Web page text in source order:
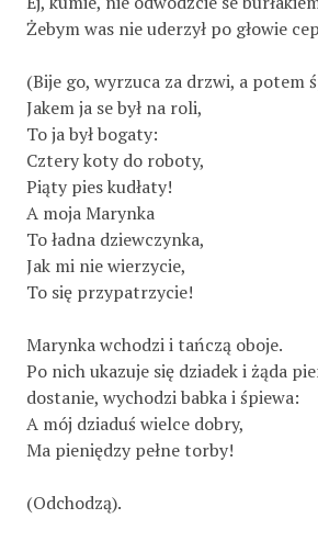
Żebym was nie uderzył po głowie
(Bije go, wyrzuca za drzwi, a potem
Jakem ja se był na roli,
To ja był bogaty:
Cztery koty do roboty,
Piąty pies kudłaty!
A moja Marynka
To ładna dziewczynka,
Jak mi nie wierzycie,
To się przypatrzycie!
Marynka wchodzi i tańczą oboje.
Po nich ukazuje się dziadek i żąda
dostanie, wychodzi babka i śpiewa:
A mój dziaduś wielce dobry,
Ma pieniędzy pełne torby!
(Odchodzą).